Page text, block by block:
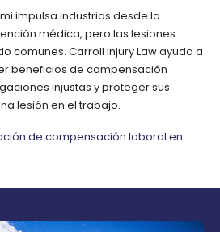
impulsa industrias desde la
médica, pero las lesiones
comunes. Carroll Injury Law ayuda a
beneficios de compensación
injustas y proteger sus
lesión en el trabajo.
de compensación laboral en